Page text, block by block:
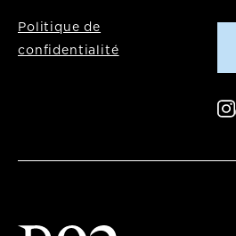
Politique de
confidentialité